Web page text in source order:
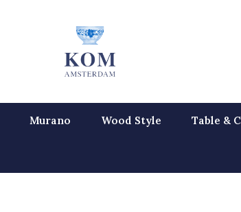
Murano Wood Style Table &